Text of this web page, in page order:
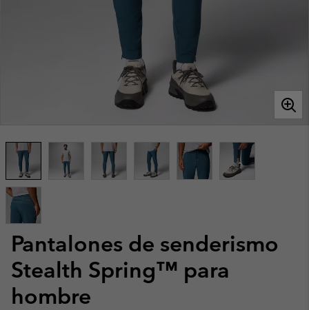
Pantalones de senderismo
Stealth Spring™ para
hombre